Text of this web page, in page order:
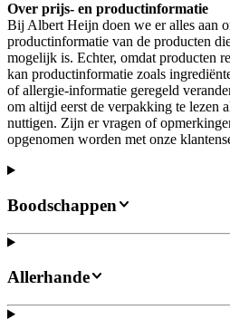
Over prijs- en productinformatie
Bij Albert Heijn doen we er alles aan
productinformatie van de producten
mogelijk is. Echter, omdat producten
kan productinformatie zoals
of allergie-informatie geregeld
om altijd eerst de verpakking te lezen
nuttigen. Zijn er vragen of
opgenomen worden met onze
Boodschappen
Allerhande